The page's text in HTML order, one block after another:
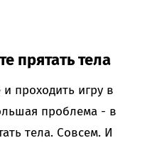
прятать тела
проходить игру в
проблема - в
тела. Совсем. И